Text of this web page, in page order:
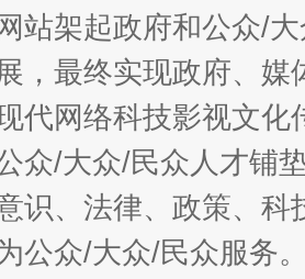
站架起政府和公众/
，最终实现政府、
代网络科技影视文
众/大众/民众人才铺
识、法律、政策、
公众/大众/民众服务